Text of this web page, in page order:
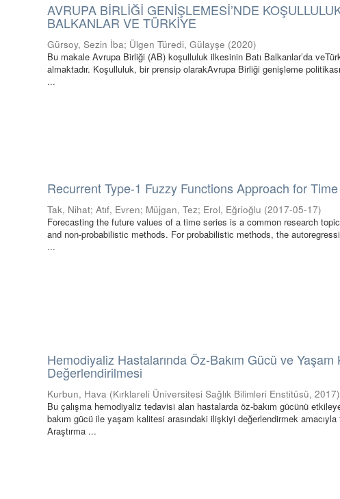
AVRUPA BİRLİĞİ GENİŞLEMESİ’NDE
BALKANLAR VE TÜRKİYE
Gürsoy, Sezin İba; Ülgen Türedi, Gülayşe (2020)
Bu makale Avrupa Birliği (AB) koşulluluk ilkesinin Batı Balkanlar’da
almaktadır. Koşulluluk, bir prensip olarakAvrupa Birliği genişleme
...
Recurrent Type-1 Fuzzy Functions Approach for
Tak, Nihat;Atıf, Evren; Müjgan, Tez; Erol, Eğrioğlu (2017-05-17)
Forecasting the future values of a time series is a common research
and non-probabilistic methods. For probabilistic methods, the
...
Hemodiyaliz Hastalarında Öz-Bakım Gücü ve Yaşam
Değerlendirilmesi
Kurbun, Hava (Kırklareli Üniversitesi Sağlık Bilimleri Enstitüsü,2017)
Bu çalışma hemodiyaliz tedavisi alan hastalarda öz-bakım gücünü
bakım gücü ile yaşam kalitesi arasındaki ilişkiyi değerlendirmek amacıyla
Araştırma ...